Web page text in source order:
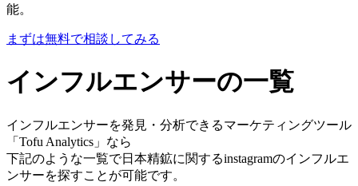
能。
まずは無料で相談してみる
インフルエンサーの一覧
インフルエンサーを発見・分析できるマーケティングツール
「Tofu Analytics」なら
下記のような一覧で日本精鉱に関するinstagramのインフルエ
ンサーを探すことが可能です。